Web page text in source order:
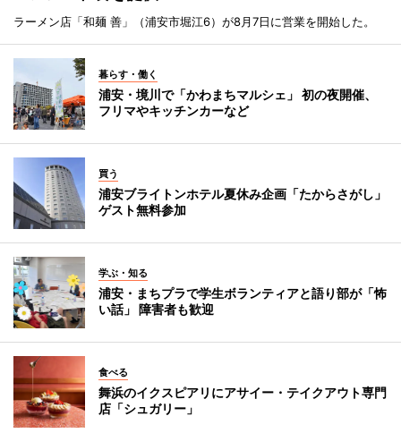
ラーメン店「和麺 善」（浦安市堀江6）が8月7日に営業を開始した。
暮らす・働く
浦安・境川で「かわまちマルシェ」 初の夜開催、
フリマやキッチンカーなど
買う
浦安ブライトンホテル夏休み企画「たからさがし」
ゲスト無料参加
学ぶ・知る
浦安・まちプラで学生ボランティアと語り部が「怖
い話」 障害者も歓迎
食べる
舞浜のイクスピアリにアサイー・テイクアウト専門
店「シュガリー」